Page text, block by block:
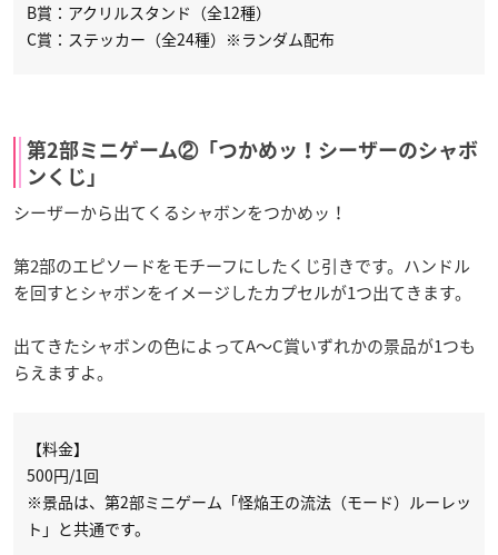
B賞：アクリルスタンド（全12種）
C賞：ステッカー（全24種）※ランダム配布
第2部ミニゲーム②「つかめッ！シーザーのシャボ
ンくじ」
シーザーから出てくるシャボンをつかめッ！
第2部のエピソードをモチーフにしたくじ引きです。ハンドル
を回すとシャボンをイメージしたカプセルが1つ出てきます。
出てきたシャボンの色によってA～C賞いずれかの景品が1つも
らえますよ。
【料金】
500円/1回
※景品は、第2部ミニゲーム「怪焔王の流法（モード）ルーレッ
ト」と共通です。